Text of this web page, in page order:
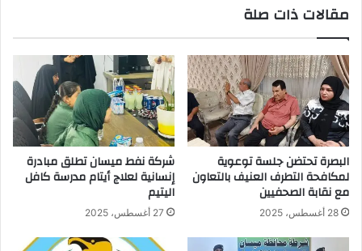
مقالات ذات صلة
البصرة تحتضن جلسة توعوية
لمكافحة التطرف العنيف بالتعاون
مع نقابة الصحفيين
28 أغسطس، 2025
شركة نفط ميسان تطلق مبادرة
إنسانية لعلاج أيتام مدرسة كافل
اليتيم
27 أغسطس، 2025